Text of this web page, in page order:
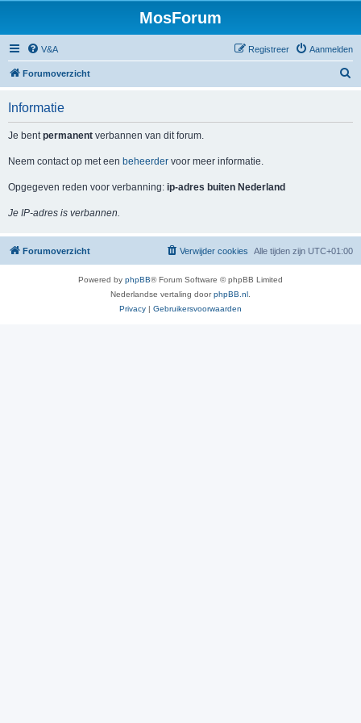
MosForum
V&A Aanmelden
Registreer
Forumoverzicht
Informatie
Je bentpermanent verbannen van dit forum.
Neem contact op met een beheerder voor meer informatie.
Opgegeven reden voor verbanning: ip-adres buiten Nederland
Je IP-adres is verbannen.
Forumoverzicht Alle tijden zijn UTC+01:00
Verwijder cookies
Powered by phpBB® Forum Software © phpBB Limited
Nederlandse vertaling doorphpBB.nl
Privacy | Gebruikersvoorwaarden